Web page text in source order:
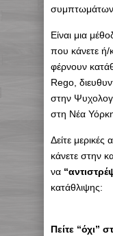
συμπτωμάτων
Είναι μια
που κάνετε ή/
φέρνουν
Rego,
στην
στη Νέα
Δείτε
κάνετε στην
να
κατάθλιψης:
Πείτε “όχι”